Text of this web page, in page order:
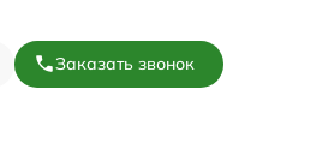
Заказать звонок